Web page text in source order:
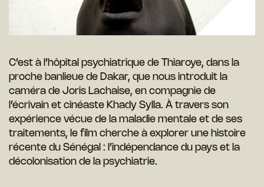
C’est à l’hôpital psychiatrique de Thiaroye, dans la
proche banlieue de Dakar, que nous introduit la
caméra de Joris Lachaise, en compagnie de
l’écrivain et cinéaste Khady Sylla. À travers son
expérience vécue de la maladie mentale et de ses
traitements, le film cherche à explorer une histoire
récente du Sénégal : l’indépendance du pays et la
décolonisation de la psychiatrie.